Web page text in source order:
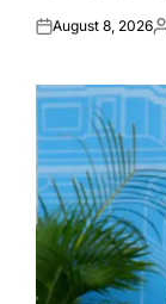
Posted
August 8, 2026